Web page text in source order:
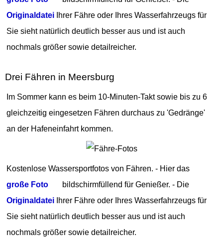
Originaldatei Ihrer Fähre oder Ihres Wasserfahrzeugs für
Sie sieht natürlich deutlich besser aus und ist auch
nochmals größer sowie detailreicher.
Drei Fähren in Meersburg
Im Sommer kann es beim 10-Minuten-Takt sowie bis zu 6
gleichzeitig eingesetzen Fähren durchaus zu 'Gedränge'
an der Hafeneinfahrt kommen.
Kostenlose Wassersportfotos von Fähren. - Hier das
große Foto
bildschirmfüllend für Genießer. - Die
Originaldatei Ihrer Fähre oder Ihres Wasserfahrzeugs für
Sie sieht natürlich deutlich besser aus und ist auch
nochmals größer sowie detailreicher.